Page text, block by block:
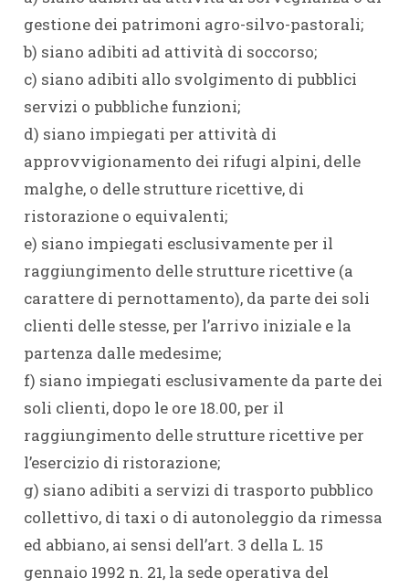
gestione dei patrimoni agro-silvo-pastorali;
b) siano adibiti ad attività di soccorso;
c) siano adibiti allo svolgimento di pubblici
servizi o pubbliche funzioni;
d) siano impiegati per attività di
approvvigionamento dei rifugi alpini, delle
malghe, o delle strutture ricettive, di
ristorazione o equivalenti;
e) siano impiegati esclusivamente per il
raggiungimento delle strutture ricettive (a
carattere di pernottamento), da parte dei soli
clienti delle stesse, per l’arrivo iniziale e la
partenza dalle medesime;
f) siano impiegati esclusivamente da parte dei
soli clienti, dopo le ore 18.00, per il
raggiungimento delle strutture ricettive per
l’esercizio di ristorazione;
g) siano adibiti a servizi di trasporto pubblico
collettivo, di taxi o di autonoleggio da rimessa
ed abbiano, ai sensi dell’art. 3 della L. 15
gennaio 1992 n. 21, la sede operativa del